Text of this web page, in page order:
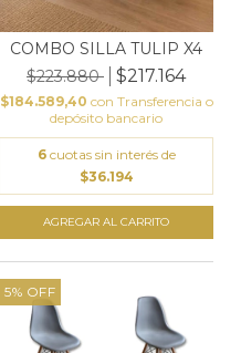
COMBO SILLA TULIP X4
$223.880
$217.164
$184.589,40 con Transferencia o
depósito bancario
6 cuotas sin interés de
$36.194
5% OFF